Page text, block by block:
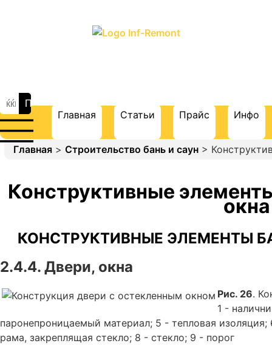
Главная Статьи Прайс Инфо
Главная > Строительство бань и саун >
Конструктивные
окна
КОНСТРУКТИВНЫЕ ЭЛЕМЕНТЫ
2.4.4. Двери, окна
Рис. 26.
1 -
паронепроницаемый материал; 5 - тепловая
рама, закреплящая стекло; 8 - стекло; 9 - порог